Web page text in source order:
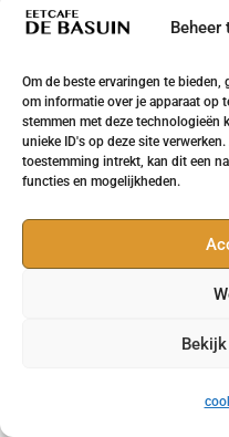
Om de beste ervaringen te
om informatie over je apparaat op
stemmen met deze technologieën
unieke ID's op deze site
toestemming intrekt, kan dit een
functies en mogelijkheden.
Eetcafe de Basuin
Ontwikkeling